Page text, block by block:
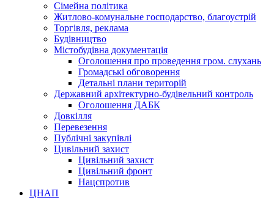
Сімейна політика
Житлово-комунальне господарство, благоустрій
Торгівля, реклама
Будівництво
Містобудівна документація
Оголошення про проведення гром. слухань
Громадські обговорення
Детальні плани територій
Державний архітектурно-будівельний контроль
Оголошення ДАБК
Довкілля
Перевезення
Публічні закупівлі
Цивільний захист
Цивільний захист
Цивільний фронт
Нацспротив
ЦНАП